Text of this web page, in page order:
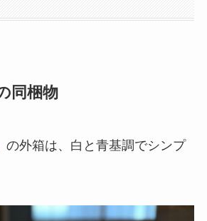
同梱物
の外箱は、白と青基調でシンプ